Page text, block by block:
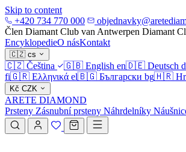
Skip to content
+420 734 770 000
Člen Diamant Club van Antwerpen Diamant
EncyklopedieO násKontakt
🇨🇿 cs
🇨🇿 Čeština 🇬🇧 English en🇩🇪 Deutsch
fi🇬🇷 Ελληνικά el🇧🇬 Български bg🇭🇷
Kč CZK
ARETE DIAMOND
Prsteny Zásnubní prsteny Náhrdelníky